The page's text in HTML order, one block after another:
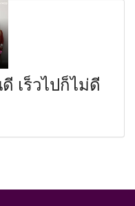
เร็วไปก็ไม่ดี